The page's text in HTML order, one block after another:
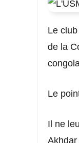
Le
de la
Le
Il ne